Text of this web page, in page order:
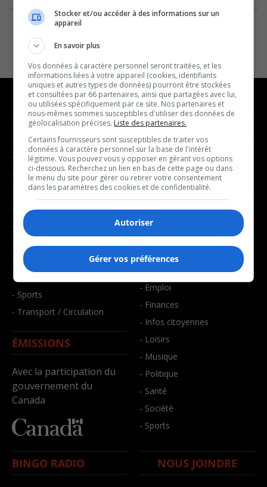
NOUVELLES
- Affaires municipales
- Communauté / Social
- Culture
- Économie
- Éducation
- Environnement
- Faits divers
- Santé et bien-être
- Sports
- Transport / Circulation
ÉMISSIONS
Avec la participation du
gouvernement du
Canada
MUSIQUE
- Décompte franco
- Joué récemment
BALADOS
- Affaires
- Art de vivre
- Bien-être
- Emploi
- Finances
- Infos citoyennes
- Loisirs
- Musique
- Politique
- Santé
- Société
- Sports
BINGO RADIO NOUS JOINDRE
Stocker et/ou accéder à des informations sur un
appareil
En savoir plus
Vos données à caractère personnel seront traitées, et les
informations liées à votre appareil (cookies, identifiants
uniques et autres types de données) pourront être stockées
et consultées par 66 partenaires, ainsi que partagées avec lui,
ou utilisées spécifiquement par ce site. Nos partenaires et
nous-mêmes sommes susceptibles d'utiliser des données de
géolocalisation précises. Liste des partenaires.
Certains fournisseurs sont susceptibles de traiter vos
données à caractère personnel sur la base de l'intérêt
légitime. Vous pouvez vous y opposer en gérant vos options
ci-dessous. Recherchez un lien en bas de cette page ou dans
le menu du site pour gérer ou retirer votre consentement
dans les paramètres des cookies et de confidentialité.
Autoriser
Gérer vos préférences